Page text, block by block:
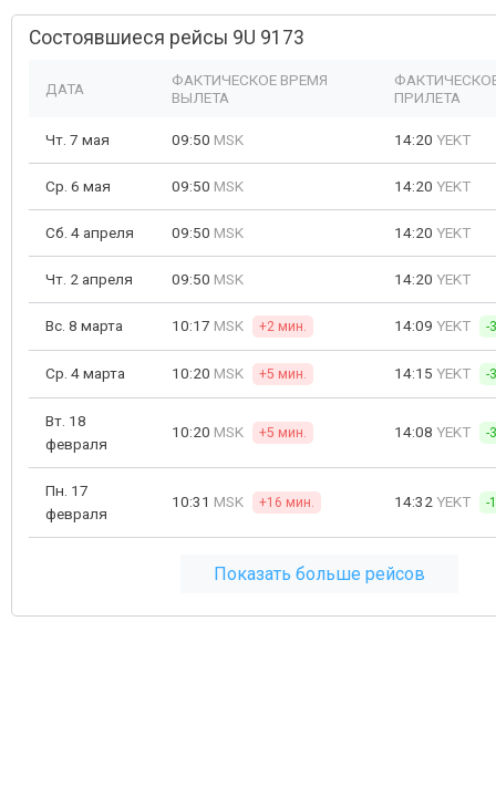
Состоявшиеся рейсы 9U 9173
ДАТА
ФАКТИЧЕСКОЕ ВРЕМЯ
ВЫЛЕТА
ПРИЛЕТА
Чт. 7 мая 09:50 MSK 14:20 YEKT
Ср. 6 мая 09:50 MSK 14:20 YEKT
Сб. 4 апреля 09:50 MSK 14:20 YEKT
Чт. 2 апреля 09:50 MSK 14:20 YEKT
Вс. 8 марта 10:17 MSK +2 мин. 14:09 YEKT -
Ср. 4 марта 10:20 MSK +5 мин. 14:15 YEKT -
Вт. 18
февраля
10:20 MSK +5 мин. 14:08 YEKT -
Пн. 17
февраля
10:31 MSK +16 мин. 14:32 YEKT -
Показать больше рейсов